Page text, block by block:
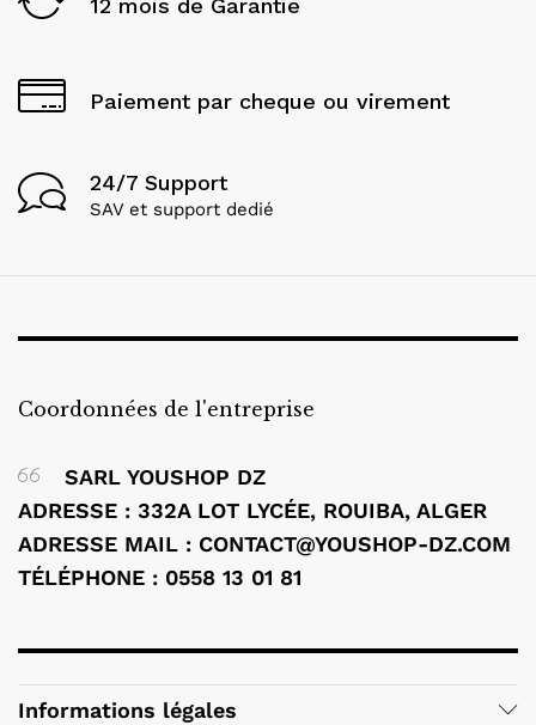
12 mois de Garantie
Paiement par cheque ou virement
24/7 Support
SAV et support dedié
Coordonnées de l'entreprise
SARL YOUSHOP DZ
ADRESSE : 332A LOT LYCÉE, ROUIBA, ALGER
ADRESSE MAIL : CONTACT@YOUSHOP-DZ.COM
TÉLÉPHONE : 0558 13 01 81
Informations légales